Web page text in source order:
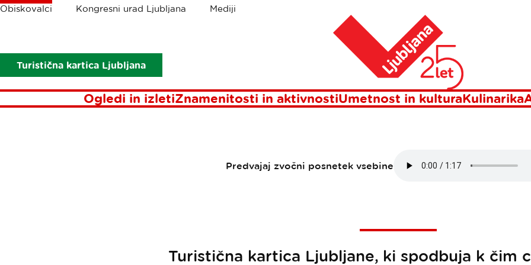
Obiskovalci Kongresni urad Ljubljana Mediji
Turistična kartica Ljubljana
Ogledi in izletiZnamenitosti in aktivnostiUmetnost in kulturaKulinarika
Drobtinice
Turistična kartica Ljubljane omogoča še več ugodnosti
TURISTIČNA KARTICA
OMOGOČA ŠE VEČ
Predvajaj zvočni posnetek vsebine
Turistična kartica Ljubljane, ki spodbuja k čim